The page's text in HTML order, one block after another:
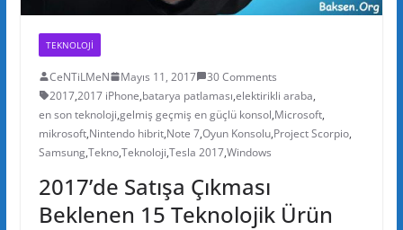
TEKNOLOJI
CeNTiLMeN Mayıs 11, 2017
30 Comments
2017,2017 iPhone,batarya patlaması,elektirikli araba,
en son teknoloji,gelmiş geçmiş en güçlü konsol,Microsoft,
mikrosoft,Nintendo hibrit,Note 7,Oyun Konsolu,Project Scorpio,
Samsung,Tekno,Teknoloji,Tesla 2017,Windows
2017’de Satışa Çıkması
Beklenen 15 Teknolojik Ürün